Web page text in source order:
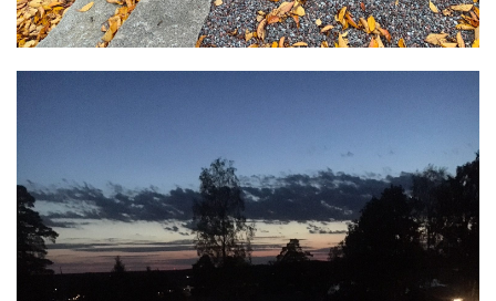
att utgå ifrån
Läs mer